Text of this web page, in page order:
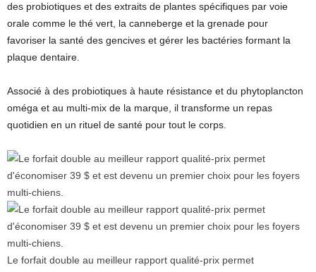
des probiotiques et des extraits de plantes spécifiques par voie
orale comme le thé vert, la canneberge et la grenade pour
favoriser la santé des gencives et gérer les bactéries formant la
plaque dentaire.
Associé à des probiotiques à haute résistance et du phytoplancton
oméga et au multi-mix de la marque, il transforme un repas
quotidien en un rituel de santé pour tout le corps.
Le forfait double au meilleur rapport qualité-prix permet